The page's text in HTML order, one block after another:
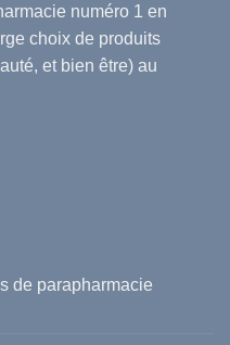
numéro 1 en
choix de produits
et bien être) au
de parapharmacie